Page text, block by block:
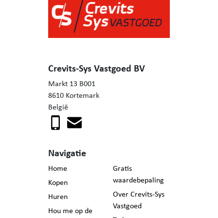
Nieuwsgierig naar deze unieke eigendom? Contacteer
Mieke voor een bezoek op 0471/57 94 06.
Crevits-Sys Vastgoed BV
Markt 13 B001
8610 Kortemark
België
Navigatie
Home
Kopen
Huren
Hou me op de
Gratis
waardebepaling
Over Crevits-Sys
Vastgoed